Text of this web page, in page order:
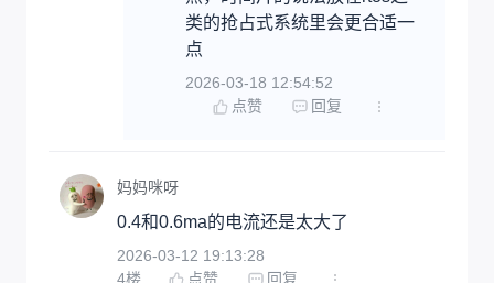
类的抢占式系统里会更合适一
点
2026-03-18 12:54:52
点赞
回复
妈妈咪呀
0.4和0.6ma的电流还是太大了
2026-03-12 19:13:28
4楼 点赞 回复